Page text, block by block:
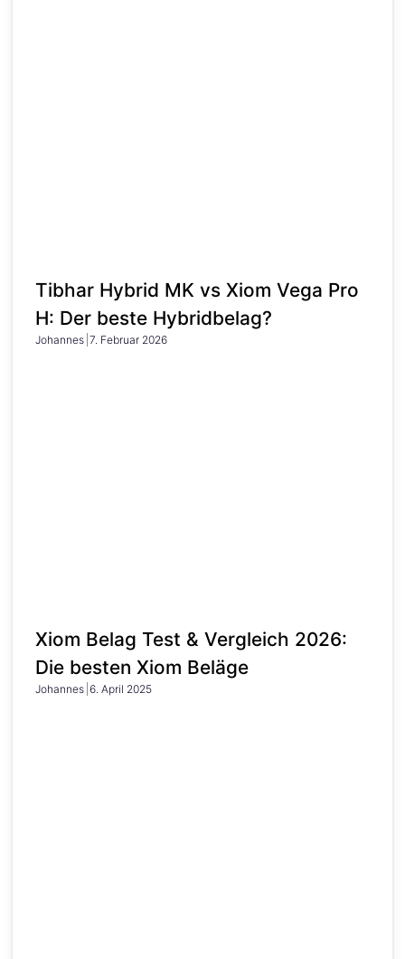
Tibhar Hybrid MK vs Xiom Vega Pro
H: Der beste Hybridbelag?
Johannes 7. Februar 2026
Xiom Belag Test & Vergleich 2026:
Die besten Xiom Beläge
Johannes 6. April 2025